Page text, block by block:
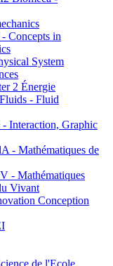
Concepts in
System
2 Énergie
- Fluid
Interaction, Graphic
- Mathématiques de
- Mathématiques
Vivant
Conception
de l'Ecole